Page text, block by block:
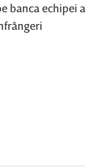
banca echipei a